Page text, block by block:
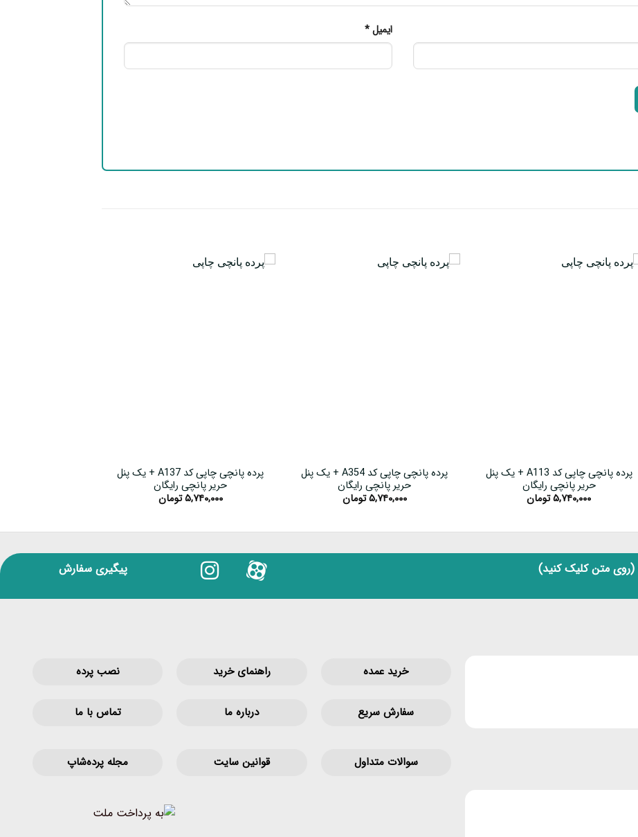
ایمیل*
پرده پانچی چاپی کد A113 + یک پنل
حریر پانچی رایگان
۵,۷۴۰,۰۰۰تومان
پرده پانچی چاپی کد A354 + یک پنل
حریر پانچی رایگان
۵,۷۴۰,۰۰۰تومان
پرده پانچی چاپی کد A137 + یک پنل
حریر پانچی رایگان
۵,۷۴۰,۰۰۰تومان
(روی متن کلیک کنید) پیگیری سفارش
خرید عمده راهنمای خرید نصب پرده
سفارش سریع درباره ما تماس با ما
سوالات متداول قوانین‌ سایت مجله پرده‌شاپ